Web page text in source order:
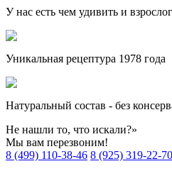
У нас есть чем удивить и
Уникальная рецептура 1978 года
Натуральный состав - без
Не нашли то, что искали?»
Мы вам перезвоним!
8 (499) 110-38-46 8 (925) 319-22-70